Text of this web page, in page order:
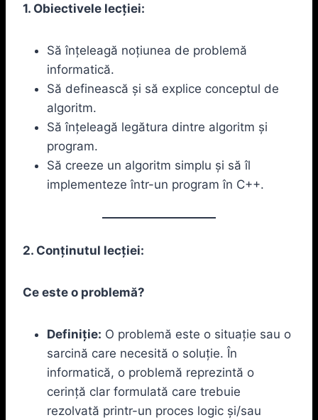
1. Obiectivele lecției:
Să înțeleagă noțiunea de problemă
informatică.
Să definească și să explice conceptul de
algoritm.
Să înțeleagă legătura dintre algoritm și
program.
Să creeze un algoritm simplu și să îl
implementeze într-un program în C++.
2. Conținutul lecției:
Ce este o problemă?
Definiție: O problemă este o situație sau o
sarcină care necesită o soluție. În
informatică, o problemă reprezintă o
cerință clar formulată care trebuie
rezolvată printr-un proces logic și/sau